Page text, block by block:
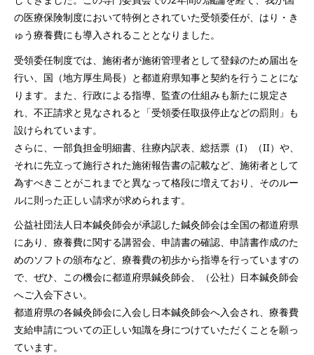
の医療保険制度において特例とされていた受領委任が、はり・き
ゅう療養費にも導入されることとなりました。
受領委任制度では、施術者が施術管理者として登録のため届出を
行い、国（地方厚生局長）と都道府県知事と契約を行うことにな
ります。また、行政による指導、監査の仕組みも新たに規定さ
れ、不正請求と見なされると「受領委任取扱停止などの罰則」も
設けられています。
さらに、一部負担金明細書、往療内訳表、総括票（I）（II）や、
それに先立って施行された施術報告書の記載など、施術者として
為すべきことがこれまでと異なって格段に増えており、そのルー
ルに則った正しい請求が求められます。
公益社団法人日本鍼灸師会が承認した鍼灸師会は全国の都道府県
にあり、療養費に関する講習会、申請書の確認、申請書作成のた
めのソフトの頒布など、療養費の初歩から指導を行っていますの
で、ぜひ、この機会に都道府県鍼灸師会、（公社）日本鍼灸師会
へご入会下さい。
都道府県の各鍼灸師会に入会し日本鍼灸師会へ入会され、療養費
支給申請についての正しい知識を身につけていただくことを願っ
ています。